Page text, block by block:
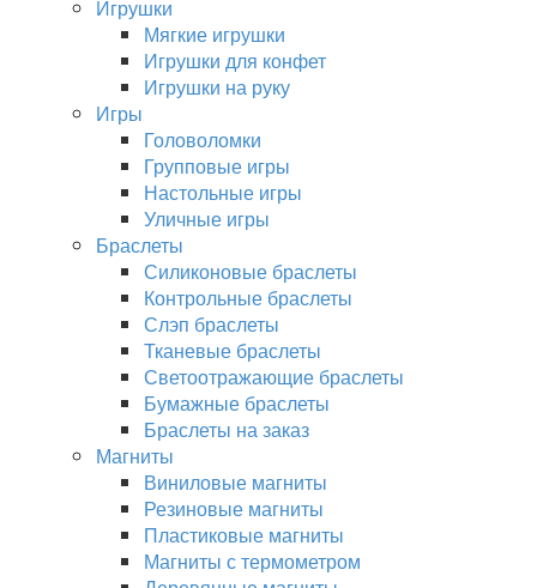
Игрушки
Мягкие игрушки
Игрушки для конфет
Игрушки на руку
Игры
Головоломки
Групповые игры
Настольные игры
Уличные игры
Браслеты
Силиконовые браслеты
Контрольные браслеты
Слэп браслеты
Тканевые браслеты
Светоотражающие браслеты
Бумажные браслеты
Браслеты на заказ
Магниты
Виниловые магниты
Резиновые магниты
Пластиковые магниты
Магниты с термометром